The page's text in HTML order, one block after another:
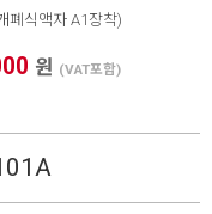
폐식액자 A1장착)
원 (VAT포함)